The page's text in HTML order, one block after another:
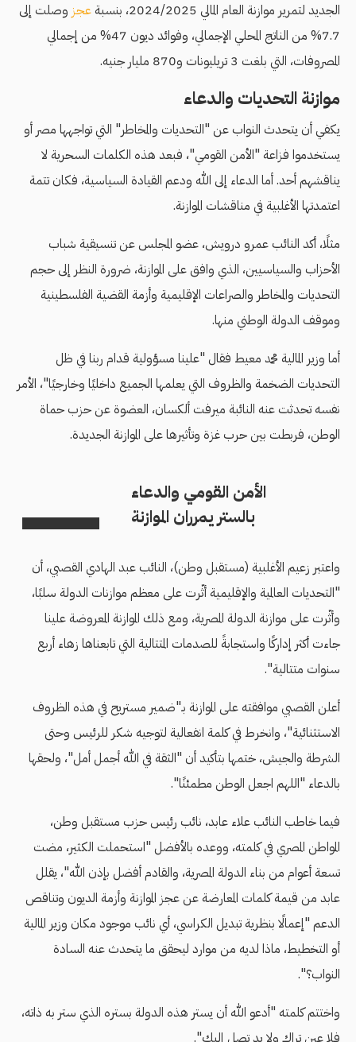
الجديد لتمرير موازنة العام المالي 2024/2025، بنسبة
عجز وصلت إلى
7.7% من الناتج المحلي الإجمالي، وفوائد ديون 47% من إجمالي
المصروفات، التي بلغت 3 تريليونات و870 مليار جنيه.
موازنة التحديات والدعاء
يكفي أن يتحدث النواب عن "التحديات والمخاطر" التي تواجهها مصر أو
يستخدموا فزاعة "الأمن القومي"، فبعد هذه الكلمات السحرية لا
يناقشهم أحد. أما الدعاء إلى الله ودعم القيادة السياسية، فكان تتمة
اعتمدتها الأغلبية في مناقشات الموازنة.
مثلًا، أكد النائب عمرو درويش، عضو المجلس عن تنسيقية شباب
الأحزاب والسياسيين، الذي وافق على الموازنة، ضرورة النظر إلى حجم
التحديات والمخاطر والصراعات الإقليمية وأزمة القضية الفلسطينية
وموقف الدولة الوطني منها.
أما وزير المالية محمد معيط فقال "علينا مسؤولية قدام ربنا في ظل
التحديات الضخمة والظروف التي يعلمها الجميع داخليًا وخارجيًا"، الأمر
نفسه تحدثت عنه النائبة ميرفت ألكسان، العضوة عن حزب حماة
الوطن، فربطت بين حرب غزة وتأثيرها على الموازنة الجديدة.
الأمن القومي والدعاء
بالستر يمرران الموازنة
واعتبر زعيم الأغلبية (مستقبل وطن)، النائب عبد الهادي القصبي، أن
"التحديات العالمية والإقليمية أثّرت على معظم موازنات الدولة سلبًا،
وأثّرت على موازنة الدولة المصرية، ومع ذلك الموازنة المعروضة علينا
جاءت أكثر إداركًا واستجابةً للصدمات المتتالية التي تابعناها زهاء أربع
سنوات متتالية".
أعلن القصبي موافقته على الموازنة بـ"ضمير مستريح في هذه الظروف
الاستثنائية"، وانخرط في كلمة انفعالية لتوجيه شكر للرئيس وحتى
الشرطة والجيش، ختمها بتأكيد أن "الثقة في الله أجمل أمل"، ولحقها
بالدعاء "اللهم اجعل الوطن مطمئنًا".
فيما خاطب النائب علاء عابد، نائب رئيس حزب مستقبل وطن،
المواطن المصري في كلمته، ووعده بالأفضل "استحملت الكثير، مضت
تسعة أعوام من بناء الدولة المصرية، والقادم أفضل بإذن الله"، يقلل
عابد من قيمة كلمات المعارضة عن عجز الموازنة وأزمة الديون وتناقص
الدعم "إعمالًا بنظرية تبديل الكراسي، أي نائب موجود مكان وزير المالية
أو التخطيط، ماذا لديه من موارد ليحقق ما يتحدث عنه السادة
النواب؟".
واختتم كلمته "أدعو الله أن يستر هذه الدولة بستره الذي ستر به ذاته،
فلا عين تراك ولا يد تصل إليك".